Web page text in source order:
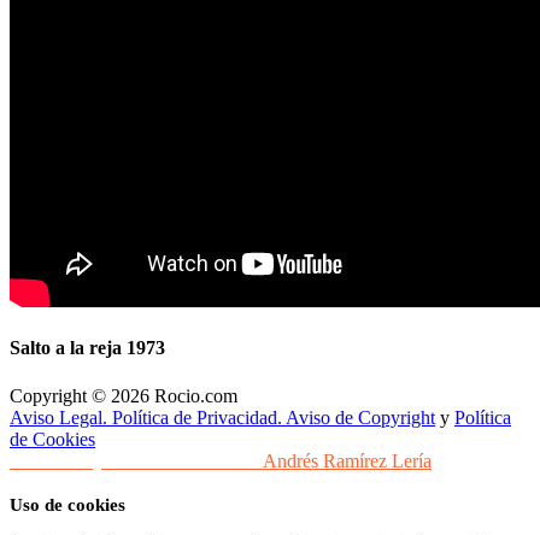
Salto a la reja 1973
Copyright © 2026 Rocio.com
Aviso Legal. Política de Privacidad. Aviso de Copyright y Política
de Cookies
Andrés Ramírez Lería
Uso de cookies